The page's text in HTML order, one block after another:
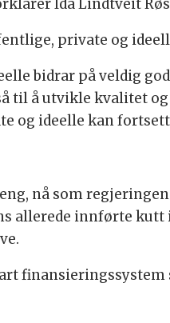
Ida Lindtveit
private og
bidrar på veldig
til å utvikle kvalitet
og ideelle kan
nå som
allerede innførte kutt